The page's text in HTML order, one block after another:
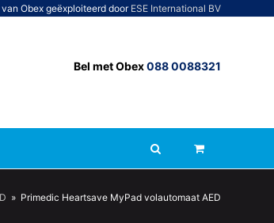
Obex geëxploiteerd door ESE International BV
Bel met Obex088 0088321
» Primedic Heartsave MyPad volautomaat AED